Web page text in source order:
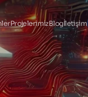
ProjelerimizBlogİletişim